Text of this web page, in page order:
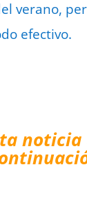
verano,
efectivo.